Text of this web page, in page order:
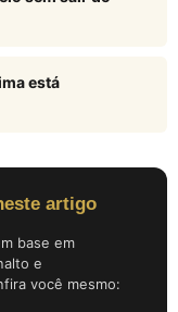
está
artigo
base em
e
você mesmo: